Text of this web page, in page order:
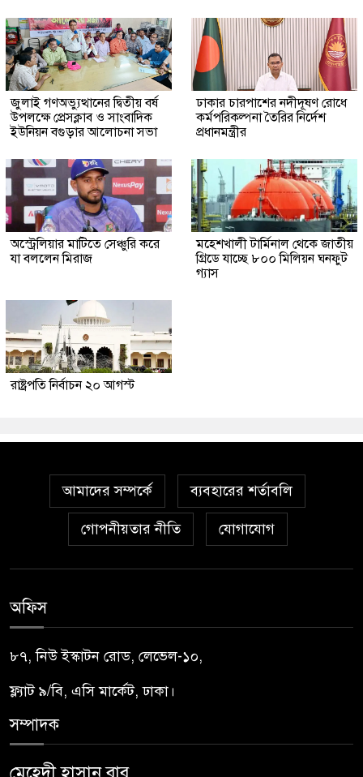
জুলাই গণঅভ্যুত্থানের দ্বিতীয় বর্ষ
উপলক্ষে প্রেসক্লাব ও সাংবাদিক
ইউনিয়ন বগুড়ার আলোচনা সভা
ঢাকার চারপাশের নদীদূষণ রোধে
কর্মপরিকল্পনা তৈরির নির্দেশ
প্রধানমন্ত্রীর
অস্ট্রেলিয়ার মাটিতে সেঞ্চুরি করে
যা বললেন মিরাজ
মহেশখালী টার্মিনাল থেকে জাতীয়
গ্রিডে যাচ্ছে ৮০০ মিলিয়ন ঘনফুট
গ্যাস
রাষ্ট্রপতি নির্বাচন ২০ আগস্ট
আমাদের সম্পর্কে ব্যবহারের শর্তাবলি
গোপনীয়তার নীতি যোগাযোগ
অফিস
৮৭, নিউ ইস্কাটন রোড, লেভেল-১০,
ফ্ল্যাট ৯/বি, এসি মার্কেট, ঢাকা।
সম্পাদক
মেহেদী হাসান বাবু